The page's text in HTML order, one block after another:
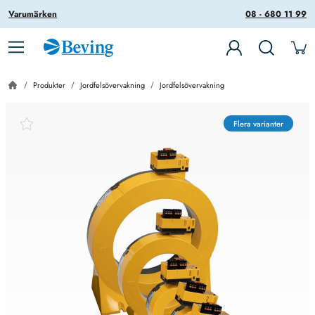
08 - 680 11 99
Varumärken
Produkter Jordfelsövervakning Jordfelsövervakning
Flera varianter